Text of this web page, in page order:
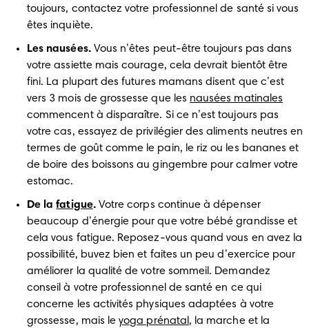
toujours, contactez votre professionnel de santé si vous
êtes inquiète.
Les nausées. Vous n’êtes peut-être toujours pas dans
votre assiette mais courage, cela devrait bientôt être
fini. La plupart des futures mamans disent que c’est
vers 3 mois de grossesse que les nausées matinales
commencent à disparaître. Si ce n’est toujours pas
votre cas, essayez de privilégier des aliments neutres en
termes de goût comme le pain, le riz ou les bananes et
de boire des boissons au gingembre pour calmer votre
estomac.
De la fatigue. Votre corps continue à dépenser
beaucoup d’énergie pour que votre bébé grandisse et
cela vous fatigue. Reposez-vous quand vous en avez la
possibilité, buvez bien et faites un peu d’exercice pour
améliorer la qualité de votre sommeil. Demandez
conseil à votre professionnel de santé en ce qui
concerne les activités physiques adaptées à votre
grossesse, mais le yoga prénatal, la marche et la